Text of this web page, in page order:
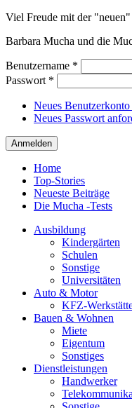
Viel Freude mit der
Barbara Mucha und die
Benutzername *
Passwort *
Neues Benutzerkonto
Neues Passwort
Home
Top-Stories
Neueste Beiträge
Die Mucha -Tests
Ausbildung
Kindergärten
Schulen
Sonstige
Universitäten
Auto & Motor
KFZ-
Bauen & Wohnen
Miete
Eigentum
Sonstiges
Dienstleistungen
Handwerker